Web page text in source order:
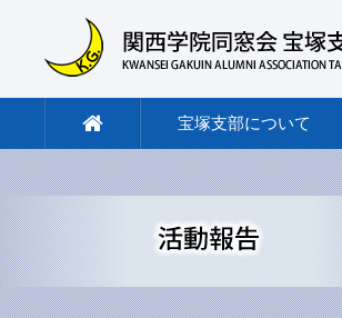
宝塚支部について